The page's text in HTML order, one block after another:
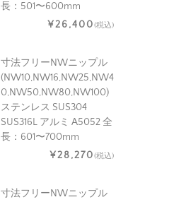
長：501〜600mm
¥26,400(税込)
寸法フリーNWニップル
(NW10,NW16,NW25,NW4
0,NW50,NW80,NW100)
ステンレス SUS304
SUS316L アルミ A5052 全
長：601〜700mm
¥28,270(税込)
寸法フリーNWニップル